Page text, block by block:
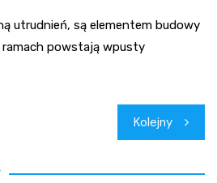
utrudnień, są elementem budowy
ramach powstają wpusty
Kolejny